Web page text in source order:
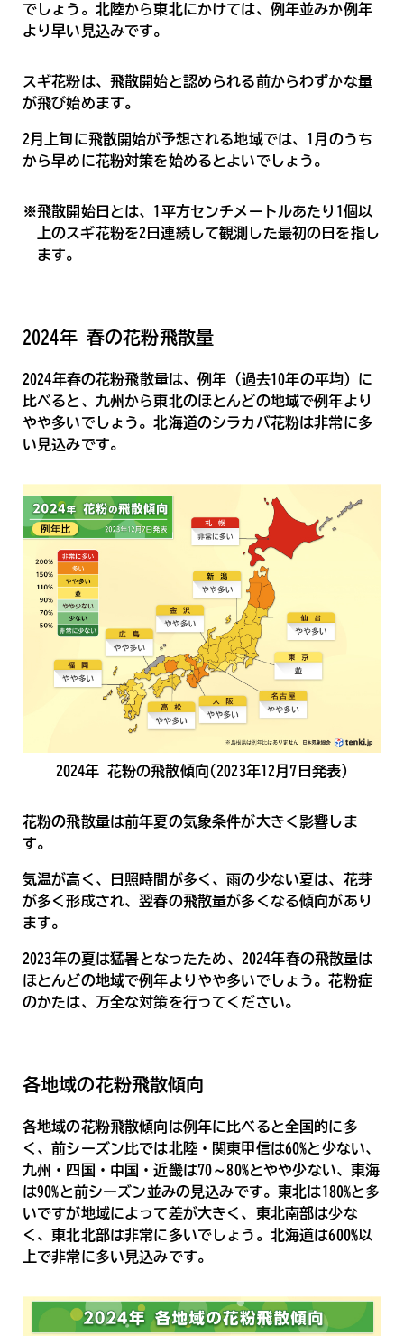
でしょう。北陸から東北にかけては、例年並みか例年
より早い見込みです。
スギ花粉は、飛散開始と認められる前からわずかな量
が飛び始めます。
2月上旬に飛散開始が予想される地域では、1月のうち
から早めに花粉対策を始めるとよいでしょう。
※飛散開始日とは、1平方センチメートルあたり1個以
上のスギ花粉を2日連続して観測した最初の日を指し
ます。
2024年 春の花粉飛散量
2024年春の花粉飛散量は、例年（過去10年の平均）に
比べると、九州から東北のほとんどの地域で例年より
やや多いでしょう。北海道のシラカバ花粉は非常に多
い見込みです。
2024年 花粉の飛散傾向(2023年12月7日発表)
花粉の飛散量は前年夏の気象条件が大きく影響しま
す。
気温が高く、日照時間が多く、雨の少ない夏は、花芽
が多く形成され、翌春の飛散量が多くなる傾向があり
ます。
2023年の夏は猛暑となったため、2024年春の飛散量は
ほとんどの地域で例年よりやや多いでしょう。花粉症
のかたは、万全な対策を行ってください。
各地域の花粉飛散傾向
各地域の花粉飛散傾向は例年に比べると全国的に多
く、前シーズン比では北陸・関東甲信は60%と少ない、
九州・四国・中国・近畿は70～80%とやや少ない、東海
は90%と前シーズン並みの見込みです。東北は180%と多
いですが地域によって差が大きく、東北南部は少な
く、東北北部は非常に多いでしょう。北海道は600%以
上で非常に多い見込みです。